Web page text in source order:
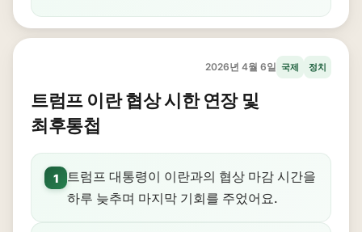
2026년 4월 6일 국제 정치
트럼프 이란 협상 시한 연장 및
최후통첩
1
트럼프 대통령이 이란과의 협상 마감 시간을
하루 늦추며 마지막 기회를 주었어요.